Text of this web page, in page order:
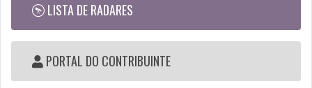
LISTA DE RADARES
PORTAL DO CONTRIBUINTE